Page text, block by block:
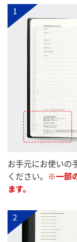
お手元にお使いの
ください。 ※一部
ます。